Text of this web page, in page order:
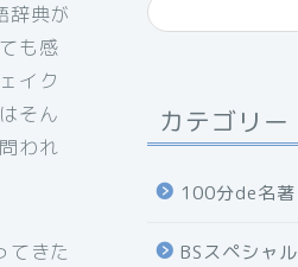
辞典が
も感
イク
そん
われ
てきた
カテゴリー
100分de名著
BSスペシャル